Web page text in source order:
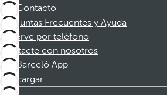
Contacto
Preguntas Frecuentes y Ayuda
Reserve por teléfono
Contacte con nosotros
Barceló App
Descargar